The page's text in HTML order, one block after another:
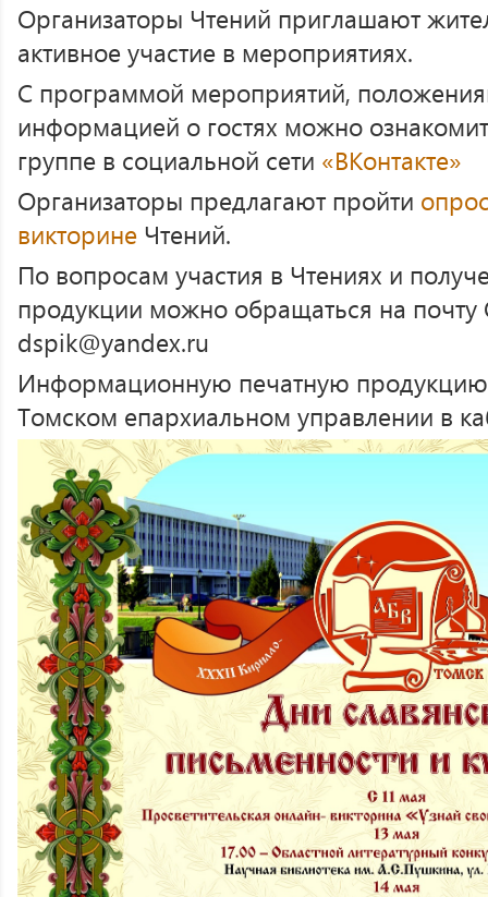
Организаторы Чтений приглашают
активное участие в мероприятиях.
С программой мероприятий,
информацией о гостях можно
группе в социальной сети «ВКонтакте»
Организаторы предлагают пройти
викторине Чтений.
По вопросам участия в Чтениях и
продукции можно обращаться на почту
dspik@yandex.ru
Информационную печатную
Томском епархиальном управлении в